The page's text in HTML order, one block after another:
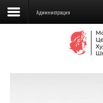
Сведения об образовательной
Администрация